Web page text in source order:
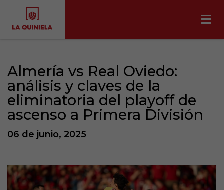
Almería vs Real Oviedo:
análisis y claves de la
eliminatoria del playoff de
ascenso a Primera División
06 de junio, 2025